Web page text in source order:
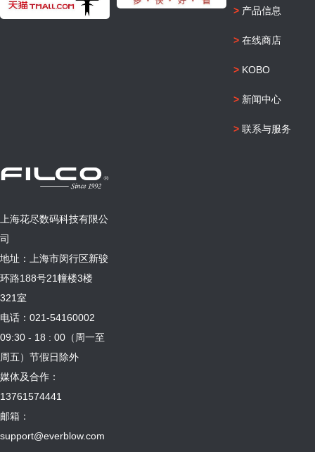
>产品信息
>在线商店
>KOBO
>新闻中心
>联系与服务
上海花尽数码科技有限公
司
地址：上海市闵行区新骏
环路188号21幢楼3楼
321室
电话：021-54160002
09:30 - 18 : 00（周一至
周五）节假日除外
媒体及合作：
13761574441
邮箱：
support@everblow.com